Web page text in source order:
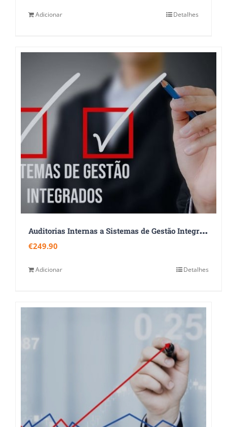
Adicionar Detalhes
A
uditorias Internas a Sistemas de Gestão Integrados – ISO 9001:2015, ISO 14001:2015 e ISO 45001:2018
€249.90
Adicionar Detalhes